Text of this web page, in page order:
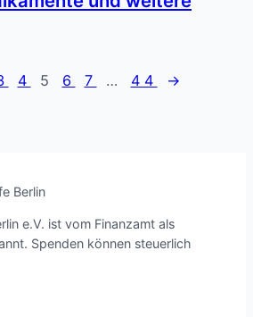
4 5 6 7 … 44 →
e.V. ist vom Finanzamt als
Spenden können steuerlich